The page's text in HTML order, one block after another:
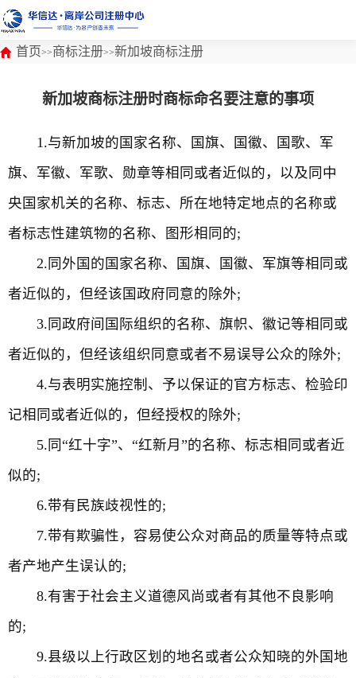
首页>>商标注册>>新加坡商标注册
新加坡商标注册时商标命名要注意的事项
1.与新加坡的国家名称、国旗、国徽、国歌、军
旗、军徽、军歌、勋章等相同或者近似的，以及同中
央国家机关的名称、标志、所在地特定地点的名称或
者标志性建筑物的名称、图形相同的;
2.同外国的国家名称、国旗、国徽、军旗等相同或
者近似的，但经该国政府同意的除外;
3.同政府间国际组织的名称、旗帜、徽记等相同或
者近似的，但经该组织同意或者不易误导公众的除外;
4.与表明实施控制、予以保证的官方标志、检验印
记相同或者近似的，但经授权的除外;
5.同“红十字”、“红新月”的名称、标志相同或者近
似的;
6.带有民族歧视性的;
7.带有欺骗性，容易使公众对商品的质量等特点或
者产地产生误认的;
8.有害于社会主义道德风尚或者有其他不良影响
的;
9.县级以上行政区划的地名或者公众知晓的外国地